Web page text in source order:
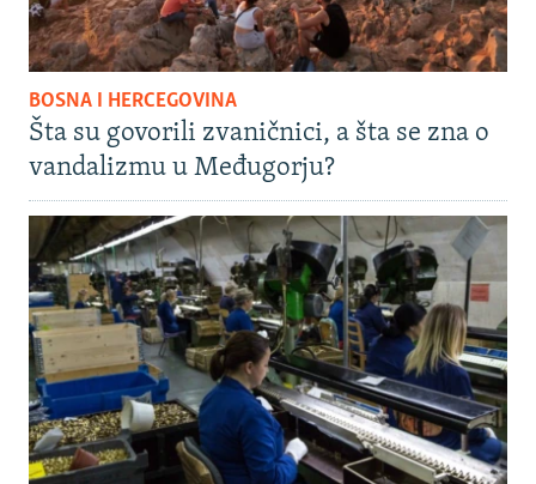
BOSNA I HERCEGOVINA
Šta su govorili zvaničnici, a šta se zna o
vandalizmu u Međugorju?